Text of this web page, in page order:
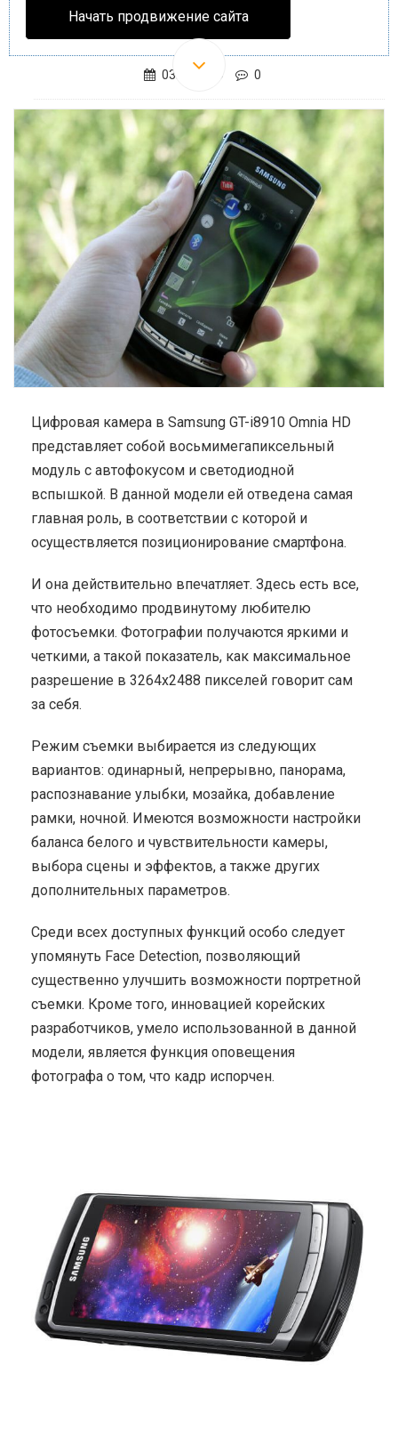
Начать продвижение сайта
03.02.2019 0
Цифровая камера в Samsung GT-i8910 Omnia HD
представляет собой восьмимегапиксельный
модуль с автофокусом и светодиодной
вспышкой. В данной модели ей отведена самая
главная роль, в соответствии с которой и
осуществляется позиционирование смартфона.
И она действительно впечатляет. Здесь есть все,
что необходимо продвинутому любителю
фотосъемки. Фотографии получаются яркими и
четкими, а такой показатель, как максимальное
разрешение в 3264х2488 пикселей говорит сам
за себя.
Режим съемки выбирается из следующих
вариантов: одинарный, непрерывно, панорама,
распознавание улыбки, мозайка, добавление
рамки, ночной. Имеются возможности настройки
баланса белого и чувствительности камеры,
выбора сцены и эффектов, а также других
дополнительных параметров.
Среди всех доступных функций особо следует
упомянуть Face Detection, позволяющий
существенно улучшить возможности портретной
съемки. Кроме того, инновацией корейских
разработчиков, умело использованной в данной
модели, является функция оповещения
фотографа о том, что кадр испорчен.